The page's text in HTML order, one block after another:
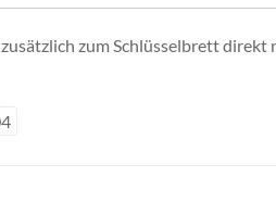
zum Schlüsselbrett direkt